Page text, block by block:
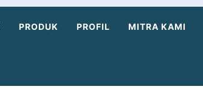
PRODUK PROFIL MITRA KAMI